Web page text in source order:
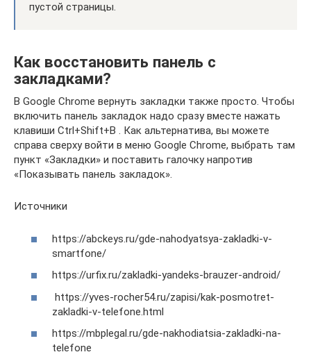
пустой страницы.
Как восстановить панель с
закладками?
В Google Chrome вернуть закладки также просто. Чтобы
включить панель закладок надо сразу вместе нажать
клавиши Ctrl+Shift+B . Как альтернатива, вы можете
справа сверху войти в меню Google Chrome, выбрать там
пункт «Закладки» и поставить галочку напротив
«Показывать панель закладок».
Источники
https://abckeys.ru/gde-nahodyatsya-zakladki-v-
smartfone/
https://urfix.ru/zakladki-yandeks-brauzer-android/
https://yves-rocher54.ru/zapisi/kak-posmotret-
zakladki-v-telefone.html
https://mbplegal.ru/gde-nakhodiatsia-zakladki-na-
telefone